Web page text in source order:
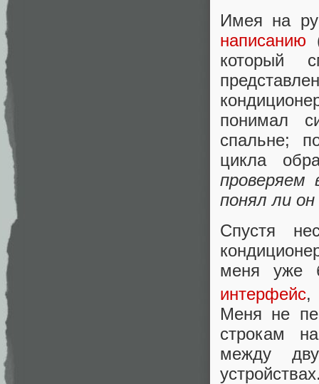
Имея на
написанию
который
понимал
спальне;
цикла
проверяем
понял ли
Спустя
меня
интерфейс,
Меня не
строкам
между